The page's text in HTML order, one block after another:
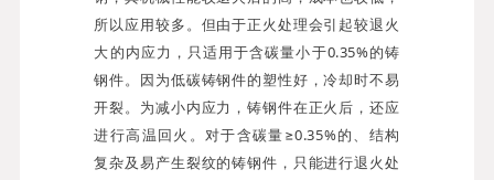
所以应用较多。但由于正火处理会引起较退火
大的内应力，只适用于含碳量小于0.35%的铸
钢件。因为低碳铸钢件的塑性好，冷却时不易
开裂。为减小内应力，铸钢件在正火后，还应
进行高温回火。对于含碳量≥0.35%的、结构
复杂及易产生裂纹的铸钢件，只能进行退火处